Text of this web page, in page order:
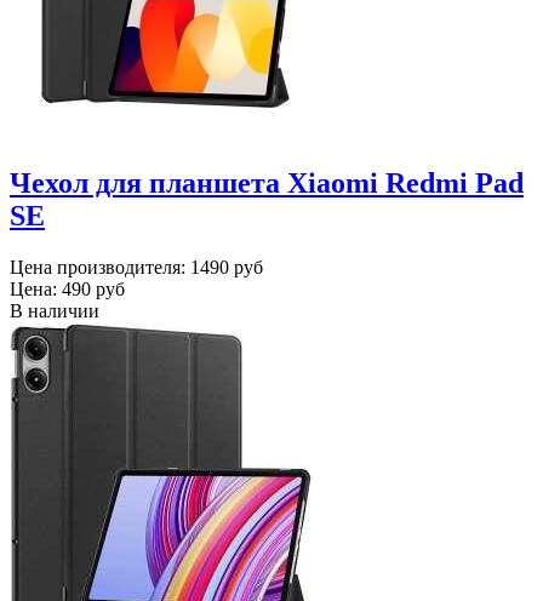
Чехол для планшета Xiaomi Redmi Pad
SE
Цена производителя: 1490 руб
Цена: 490 руб
В наличии